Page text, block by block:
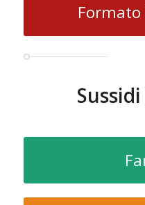
Formato